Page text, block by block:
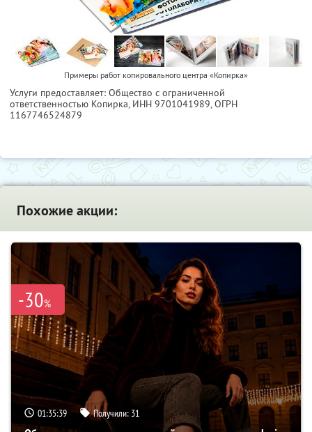
Примеры работ копировального центра «Копирка»
Услуги предоставляет: Общество с ограниченной
ответственностью Копирка, ИНН 9701041989, ОГРН
1167746524879
Похожие акции:
-30%
01:35:37 Получили: 31